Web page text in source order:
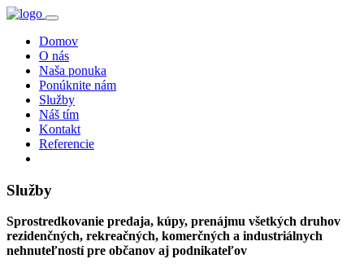
Domov
O nás
Naša ponuka
Ponúknite nám
Služby
Náš tím
Kontakt
Referencie
Služby
Sprostredkovanie predaja, kúpy, prenájmu všetkých druhov
rezidenčných, rekreačných, komerčných a industriálnych
nehnuteľností pre občanov aj podnikateľov